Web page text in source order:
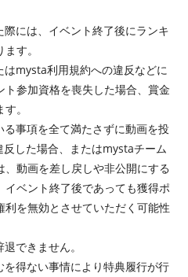
には、イベント終了後にランキ
す。
mysta利用規約への違反などに
参加資格を喪失した場合、賞金
。
事項を全て満たさずに動画を投
した場合、またはmystaチーム
動画を差し戻しや非公開にする
ベント終了後であっても獲得ポ
を無効とさせていただく可能性
できません。
得ない事情により特典履行が行